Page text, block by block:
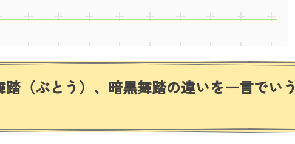
（ぶとう）、暗黒舞踏の違いを一言でいう